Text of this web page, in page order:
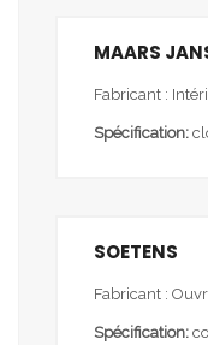
MAARS
Fabricant :
Spécification:
SOETENS
Fabricant :
Spécification: